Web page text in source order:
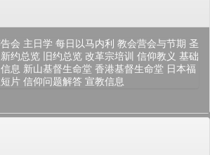
会 主日学 每日以马内利 教会营会与节期 圣
新约总览 旧约总览 改革宗培训 信仰教义 基础
息 新山基督生命堂 香港基督生命堂 日本福
片 信仰问题解答 宣教信息